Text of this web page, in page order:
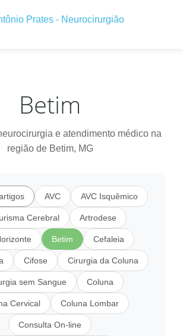
Betim
e atendimento médico na
região de Betim, MG
AVC AVC Isquêmico
Cerebral Artrodese
Betim Cefaleia
Cifose Cirurgia da Coluna
sem Sangue Coluna
Cervical Coluna Lombar
Consulta On-line